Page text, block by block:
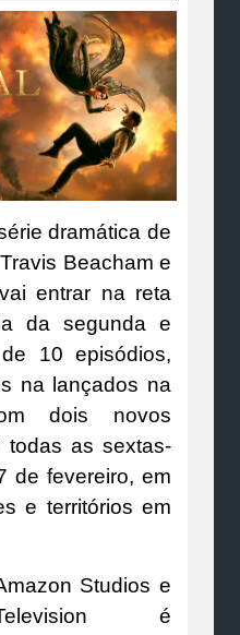
dramática de
Beacham e
entrar na reta
da segunda e
10 episódios,
na lançados na
dois novos
todas as sextas-
de fevereiro, em
e territórios em
Studios e
é